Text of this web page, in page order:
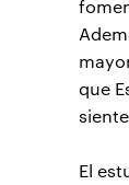
que
El